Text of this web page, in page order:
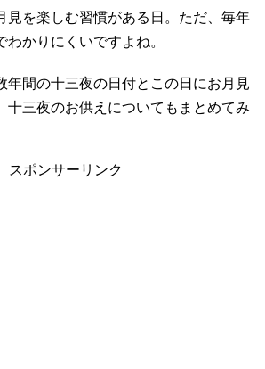
見を楽しむ習慣がある日。ただ、毎年
わかりにくいですよね。
年間の十三夜の日付とこの日にお月見
十三夜のお供えについてもまとめてみ
スポンサーリンク